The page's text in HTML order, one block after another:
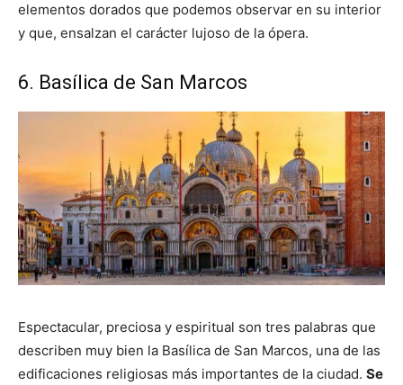
elementos dorados que podemos observar en su interior
y que, ensalzan el carácter lujoso de la ópera.
6. Basílica de San Marcos
Espectacular, preciosa y espiritual son tres palabras que
describen muy bien la Basílica de San Marcos, una de las
edificaciones religiosas más importantes de la ciudad. Se